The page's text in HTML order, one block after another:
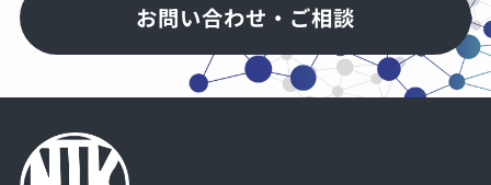
お問い合わせ・ご相談